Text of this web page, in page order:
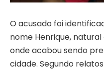
O acusado foi
nome Henrique,
onde acabou sendo
cidade. Segundo